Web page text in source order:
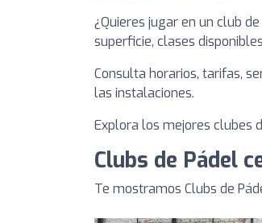
¿Quieres jugar en un club
superficie, clases
Consulta horarios, tarifas,
las instalaciones.
Explora los mejores clubes
Clubs de Pádel
Te mostramos Clubs de